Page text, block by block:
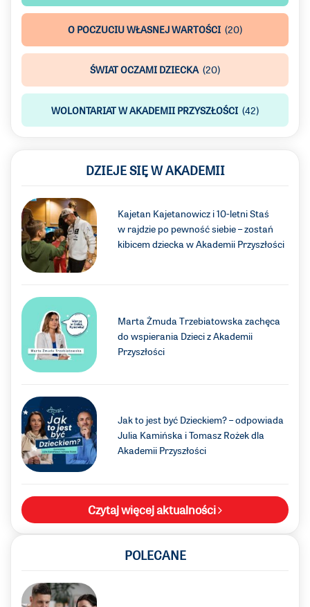
O POCZUCIU WŁASNEJ WARTOŚCI (20)
ŚWIAT OCZAMI DZIECKA (20)
WOLONTARIAT W AKADEMII PRZYSZŁOŚCI (42)
DZIEJE SIĘ W AKADEMII
Kajetan Kajetanowicz i 10-letni Staś
w rajdzie po pewność siebie – zostań
kibicem dziecka w Akademii Przyszłości
Marta Żmuda Trzebiatowska zachęca
do wspierania Dzieci z Akademii
Przyszłości
Jak to jest być Dzieckiem? – odpowiada
Julia Kamińska i Tomasz Rożek dla
Akademii Przyszłości
Czytaj więcej aktualności
POLECANE